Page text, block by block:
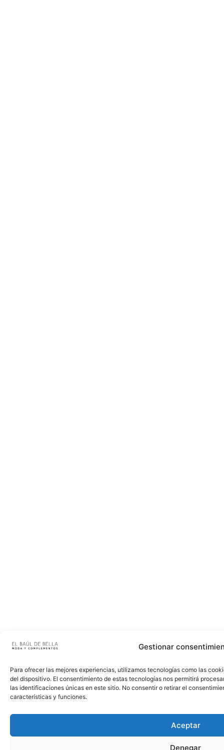
Gestionar
Para ofrecer las mejores experiencias, utilizamos tecnologías como las
del dispositivo. El consentimiento de estas tecnologías nos permitirá
las identificaciones únicas en este sitio. No consentir o retirar el
características y funciones.
Aceptar
Denegar